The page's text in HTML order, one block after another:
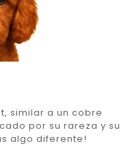
similar a un cobre
por su rareza y su
algo diferente!